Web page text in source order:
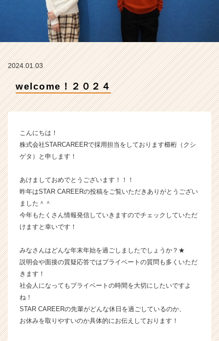
ム
ベ
チ
成
か
ら
カ
が
く
活
イ
ト
2024.01.03
welcome！２０２４
こんにちは！
株式会社STARCAREERで採用担当をしております櫛桁（クシ
ゲタ）と申します！
あけましておめでとうございます！！！
昨年はSTAR CAREERの投稿をご覧いただきありがとうござい
ました＾＾
今年もたくさん情報発信していきますのでチェックしていただ
けますと幸いです！
みなさんはどんな年末年始を過ごしましたでしょうか？★
説明会や面接の質疑応答ではプライベートの質問も多くいただ
きます！
社会人になってもプライベートの時間を大切にしたいですよ
ね！
STAR CAREERの先輩がどんな休日を過ごしているのか、
お休みを取りやすいのか具体的にお伝えしております！